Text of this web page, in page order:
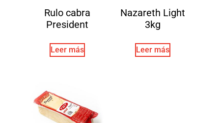
Rulo cabra
President
Leer más
Nazareth Light
3kg
Leer más